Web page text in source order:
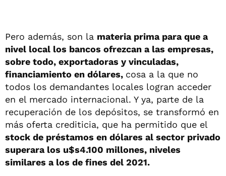
Pero además, son la materia prima para que a
nivel local los bancos ofrezcan a las empresas,
sobre todo, exportadoras y vinculadas,
financiamiento en dólares, cosa a la que no
todos los demandantes locales logran acceder
en el mercado internacional. Y ya, parte de la
recuperación de los depósitos, se transformó en
más oferta crediticia, que ha permitido que el
stock de préstamos en dólares al sector privado
superara los u$s4.100 millones, niveles
similares a los de fines del 2021.